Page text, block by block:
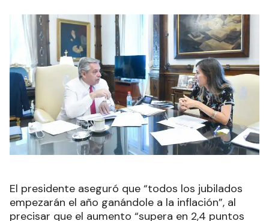
El presidente aseguró que “todos los jubilados
empezarán el año ganándole a la inflación”, al
precisar que el aumento “supera en 2,4 puntos